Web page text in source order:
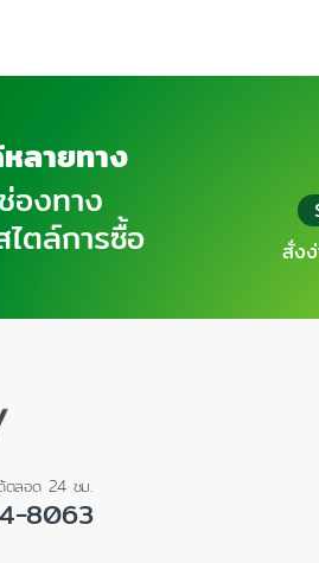
ลายทาง
องทาง
ตล์การซื้อ
สั่ง
ด้ตลอด 24 ชม.
8063